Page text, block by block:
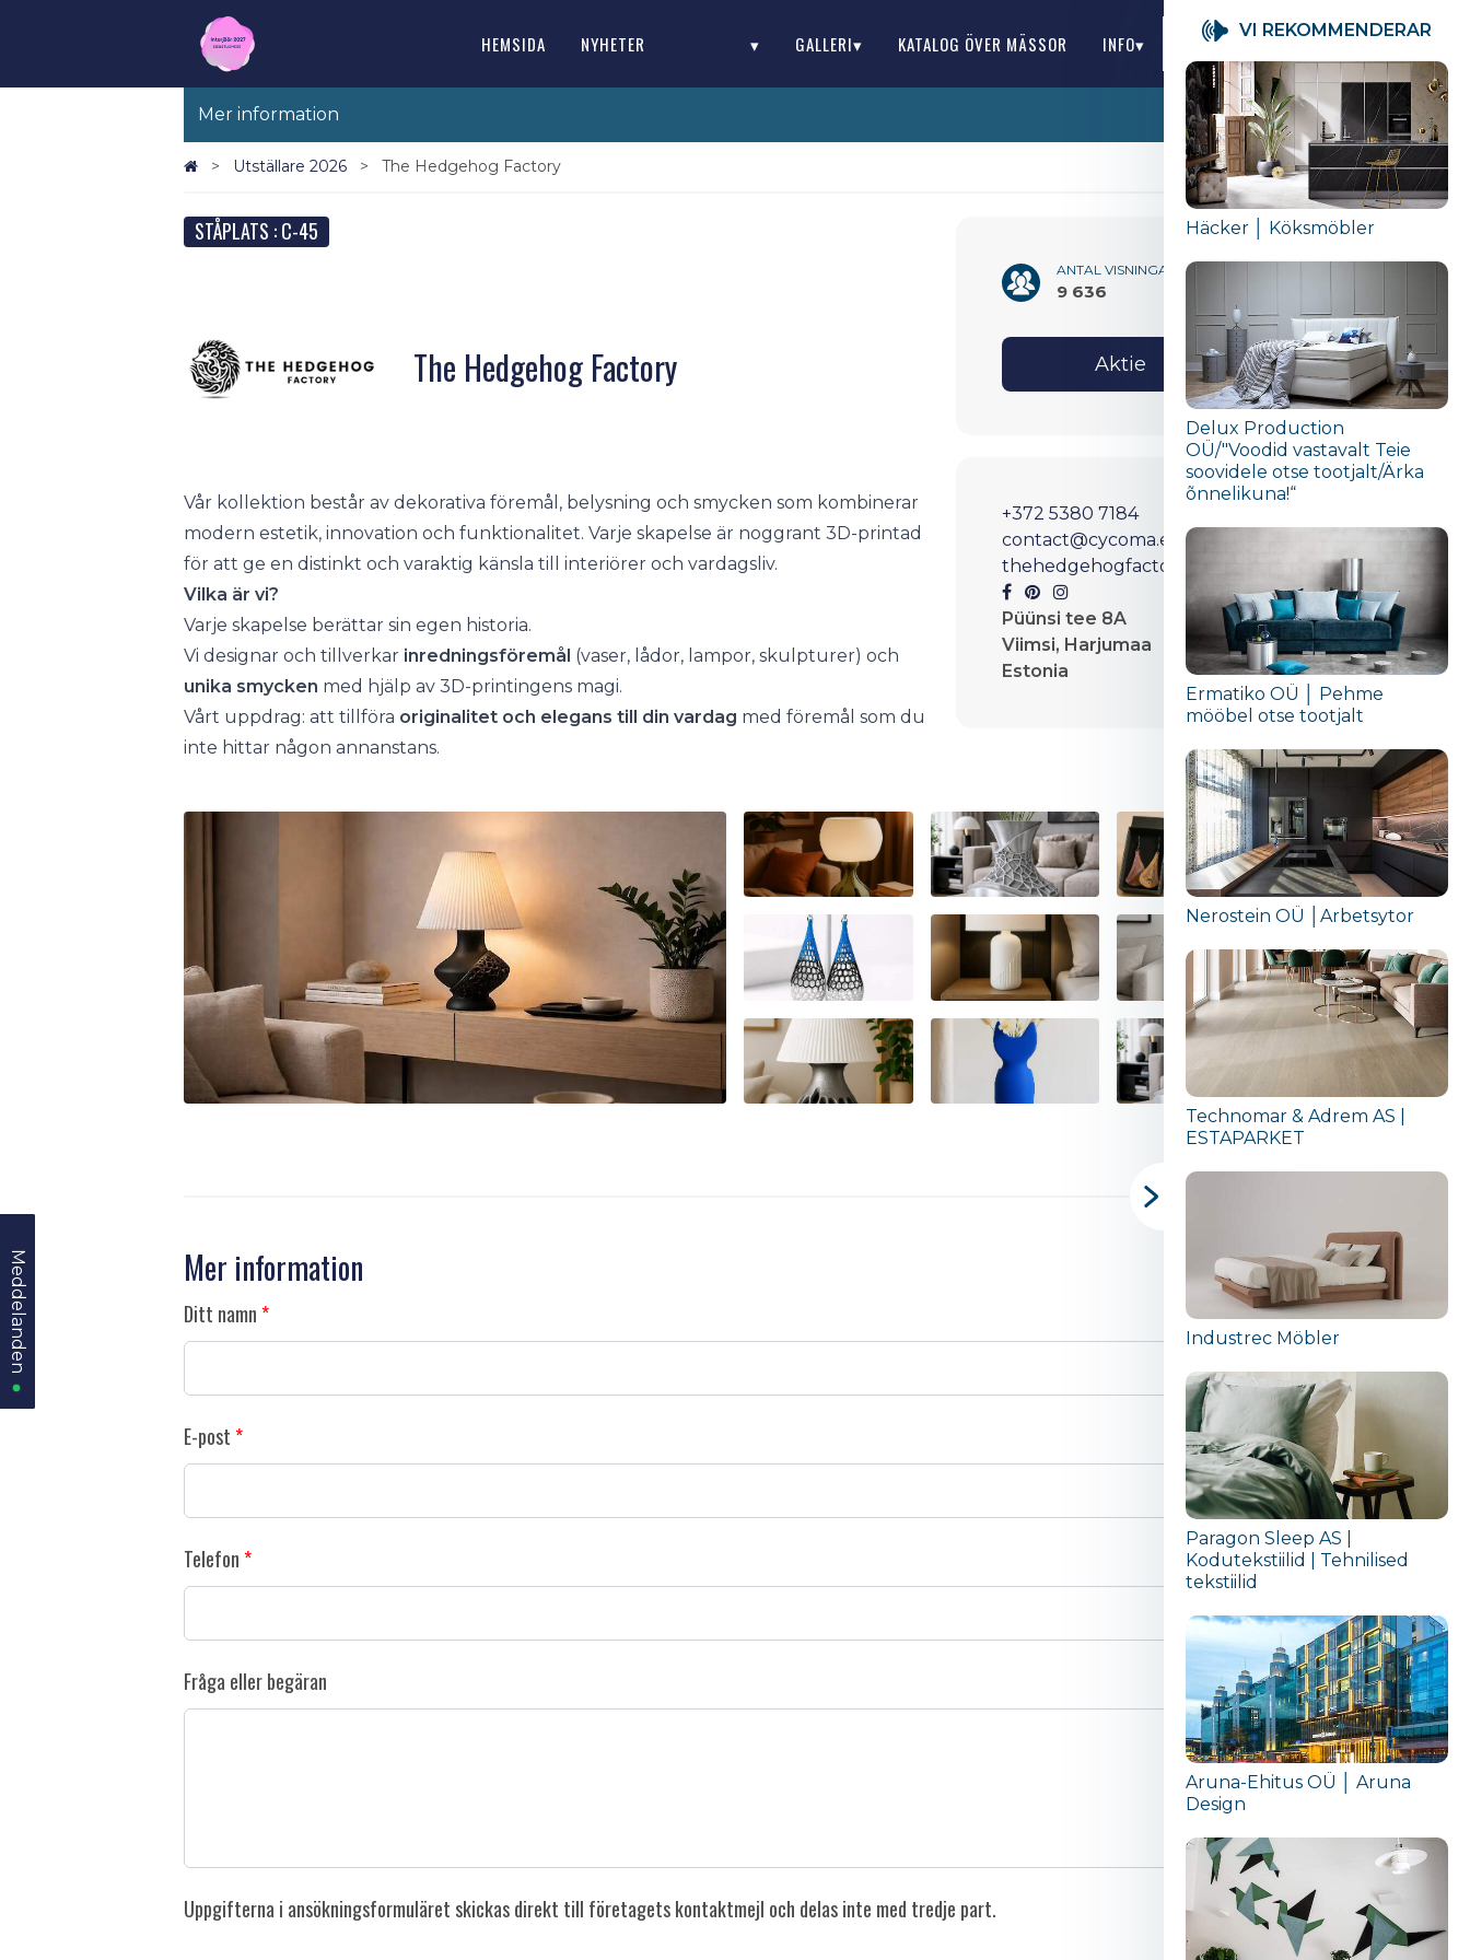
HEMSIDA NYHETER ▾ GALLERI▾ KATALOG ÖVER MÄSSOR INFO▾
Mer information
Utställare 2026 The Hedgehog Factory
STÅPLATS : C-45
The Hedgehog Factory
Vår kollektion består av dekorativa föremål, belysning och smycken som kombinerar
modern estetik, innovation och funktionalitet. Varje skapelse är noggrant 3D-printad
för att ge en distinkt och varaktig känsla till interiörer och vardagsliv.
Vilka är vi?
Varje skapelse berättar sin egen historia.
Vi designar och tillverkar inredningsföremål (vaser, lådor, lampor, skulpturer) och
unika smycken med hjälp av 3D-printingens magi.
Vårt uppdrag: att tillföra originalitet och elegans till din vardag med föremål som du
inte hittar någon annanstans.
ANTAL VISNINGAR
9 636
Aktie
+372 5380 7184
contact@cycoma.ee
thehedgehogfactory.com/
Püünsi tee 8A
Viimsi, Harjumaa
Estonia
Mer information
Ditt namn
E-post
Telefon
Fråga eller begäran
Uppgifterna i ansökningsformuläret skickas direkt till företagets kontaktmejl och delas inte med tredje part.
VI REKOMMENDERAR
Häcker │ Köksmöbler
Delux Production
OÜ/"Voodid vastavalt Teie
soovidele otse tootjalt/Ärka
õnnelikuna!“
Ermatiko OÜ │ Pehme
mööbel otse tootjalt
Nerostein OÜ │Arbetsytor
Technomar & Adrem AS |
ESTAPARKET
Industrec Möbler
Paragon Sleep AS |
Kodutekstiilid | Tehnilised
tekstiilid
Aruna-Ehitus OÜ │ Aruna
Design
Meddelanden
Meddelanden